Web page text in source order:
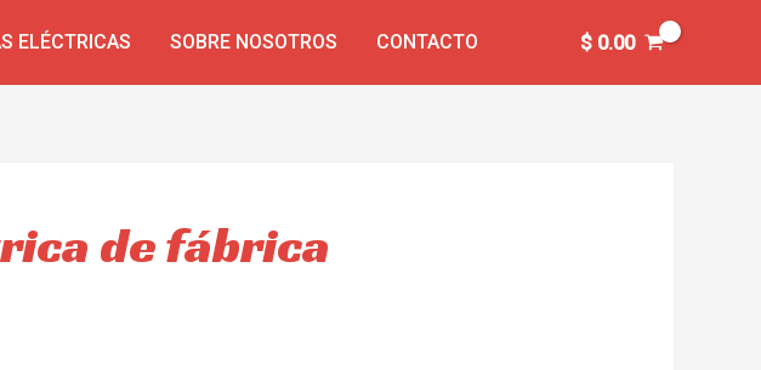
ELÉCTRICAS SOBRE NOSOTROS CONTACTO $0.00
de fábrica